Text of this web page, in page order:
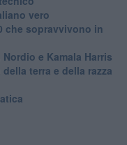
vero
che sopravvivono in
e Kamala Harris
terra e della razza